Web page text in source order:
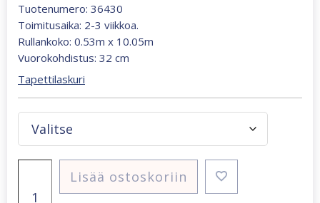
Tuotenumero: 36430
Toimitusaika: 2-3 viikkoa.
Rullankoko: 0.53m x 10.05m
Vuorokohdistus: 32 cm
Tapettilaskuri
salvianvihreä
kaaret
Lisää ostoskoriin